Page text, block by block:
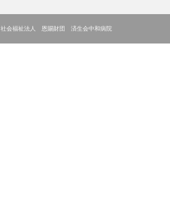
社会福祉法人 恩賜財団 済生会中和病院